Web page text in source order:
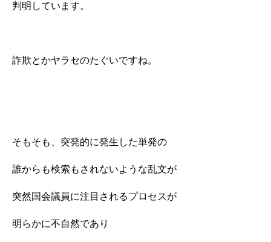
判明しています。
詐欺とかヤラセのたぐいですね。
そもそも、突発的に発生した単発の
誰からも検索もされないような乱文が
突然国会議員に注目されるプロセスが
明らかに不自然であり